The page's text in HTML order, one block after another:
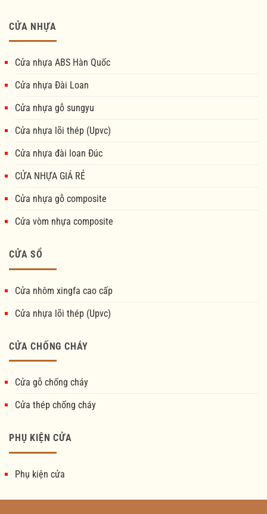
CỬA NHỰA
Cửa nhựa ABS Hàn Quốc
Cửa nhựa Đài Loan
Cửa nhựa gỗ sungyu
Cửa nhựa lõi thép (Upvc)
Cửa nhựa đài loan Đúc
CỬA NHỰA GIÁ RẺ
Cửa nhựa gỗ composite
Cửa vòm nhựa composite
CỬA SỔ
Cửa nhôm xingfa cao cấp
Cửa nhựa lõi thép (Upvc)
CỬA CHỐNG CHÁY
Cửa gỗ chống cháy
Cửa thép chống cháy
PHỤ KIỆN CỬA
Phụ kiện cửa